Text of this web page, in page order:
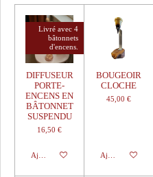
Livré avec 4
bâtonnets
d'encens.
DIFFUSEUR
PORTE-
ENCENS EN
BÂTONNET
SUSPENDU
16,50 €
Ajouter au panier
BOUGEOIR
CLOCHE
45,00 €
Ajouter au panier